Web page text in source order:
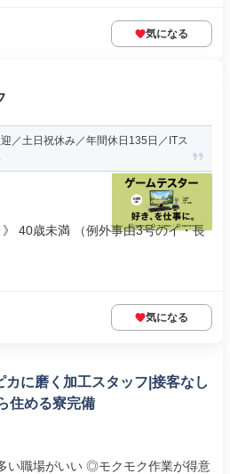
気になる
／土日祝休み／年間休日135日／ITス
40歳未満 （例外事由3号のイ・長
気になる
カに磨く加工スタッフ|接客なし
住める寮完備
い職場がいい ◎モクモク作業が得意